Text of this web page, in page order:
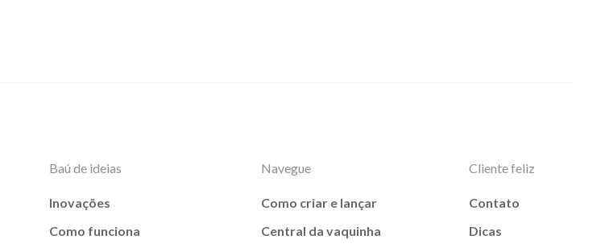
Baú de ideias
Inovações
Como funciona
Navegue
Como criar e lançar
Central da vaquinha
Cliente feliz
Contato
Dicas